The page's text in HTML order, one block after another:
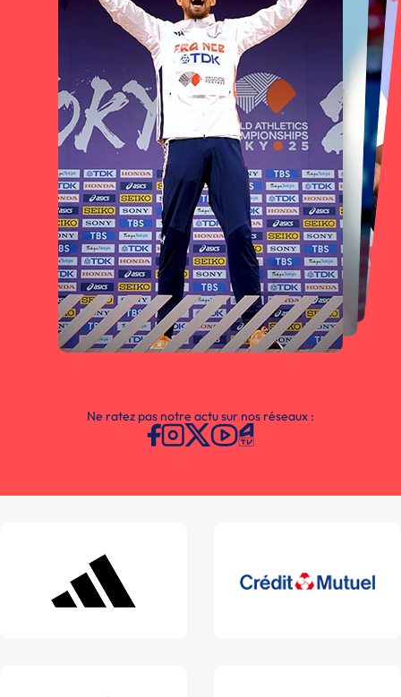
Ne ratez pas notre actu sur nos réseaux :